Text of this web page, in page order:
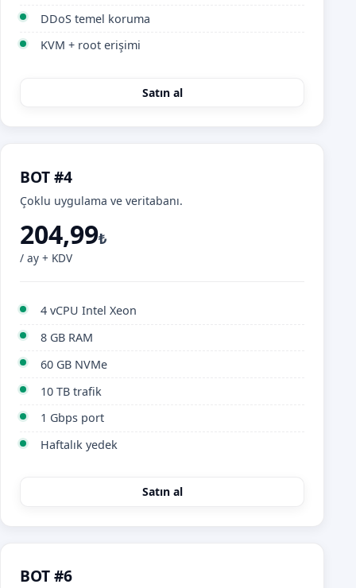
DDoS temel koruma
KVM + root erişimi
Satın al
BOT #4
Çoklu uygulama ve veritabanı.
204,99₺
/ ay + KDV
4 vCPU Intel Xeon
8 GB RAM
60 GB NVMe
10 TB trafik
1 Gbps port
Haftalık yedek
Satın al
BOT #6